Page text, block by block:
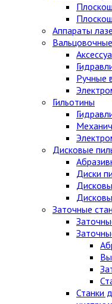
Аппараты
Ручные
Гильотины
Дисковые
Диски
Заточные
Станки